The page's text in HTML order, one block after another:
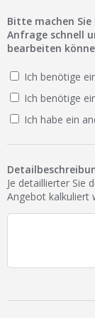
FAQ
Lexikon
Video
Ist
Bitte machen
Anfrage schnell
bearbeiten
Ich benötige
Ich benötige
Ich habe ein
Je detaillierter Sie
Angebot kalkuliert